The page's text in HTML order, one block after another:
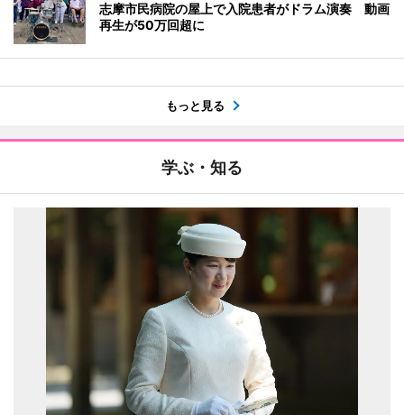
志摩市民病院の屋上で入院患者がドラム演奏 動画
再生が50万回超に
もっと見る
学ぶ・知る